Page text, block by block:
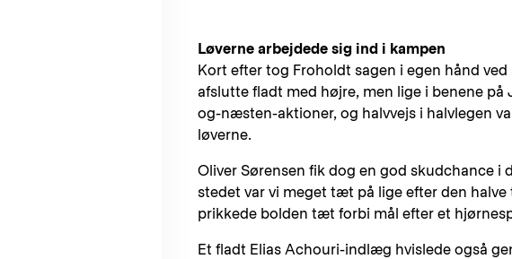
Løverne arbejdede sig ind i kampen
Kort efter tog Froholdt sagen i egen hånd
afslutte fladt med højre, men lige i benene
og-næsten-aktioner, og halvvejs i halvlegen
løverne.
Oliver Sørensen fik dog en god skudchance i
stedet var vi meget tæt på lige efter den
prikkede bolden tæt forbi mål efter et
Et fladt Elias Achouri-indlæg hvislede også